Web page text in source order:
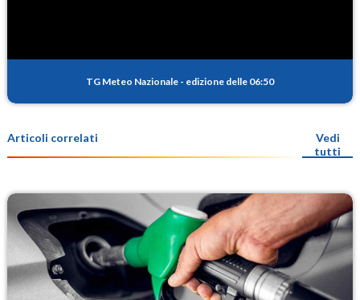
TG Meteo Nazionale - edizione delle 06:50
Articoli correlati
Vedi
tutti